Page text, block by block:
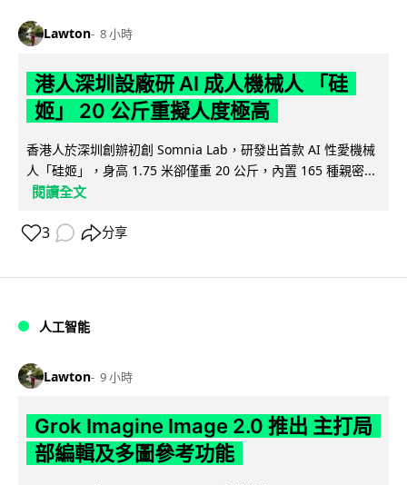
Lawton 8 小時
港人深圳設廠研 AI 成人機械人 「硅
姬」 20 公斤重擬人度極高
香港人於深圳創辦初創 Somnia Lab，研發出首款 AI 性愛機械
人「硅姬」，身高 1.75 米卻僅重 20 公斤，內置 165 種親密...
閱讀全文
3 分享
人工智能
Lawton 9 小時
Grok Imagine Image 2.0 推出 主打局
部編輯及多圖參考功能